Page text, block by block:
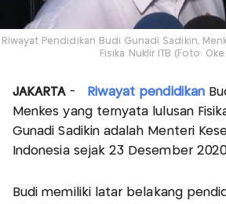
Riwayat Pendidikan Budi Gunadi Sadikin,
Fisika Nuklir ITB (Foto:
JAKARTA- Riwayat pendidikan
Menkes yang ternyata lulusan
Gunadi Sadikin adalah Menteri
Indonesia sejak 23 Desember
Budi memiliki latar belakang